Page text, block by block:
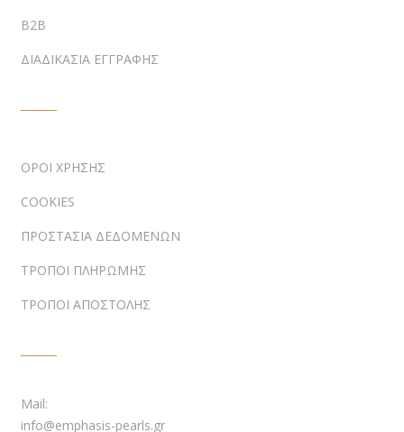
B2B
ΔΙΑΔΙΚΑΣΙΑ ΕΓΓΡΑΦΗΣ
ΟΡΟΙ ΧΡΗΣΗΣ
COOKIES
ΠΡΟΣΤΑΣΙΑ ΔΕΔΟΜΕΝΩΝ
ΤΡΟΠΟΙ ΠΛΗΡΩΜΗΣ
ΤΡΟΠΟΙ ΑΠΟΣΤΟΛΗΣ
Mail:
info@emphasis-pearls.gr